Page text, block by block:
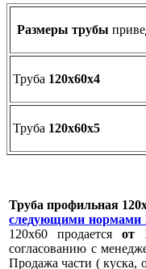
Размеры трубы
Труба 120х60х4
Труба 120х60х5
Труба профильная
следующими
120х60 продаетсяот
согласованию с
Продажа части ( куска,